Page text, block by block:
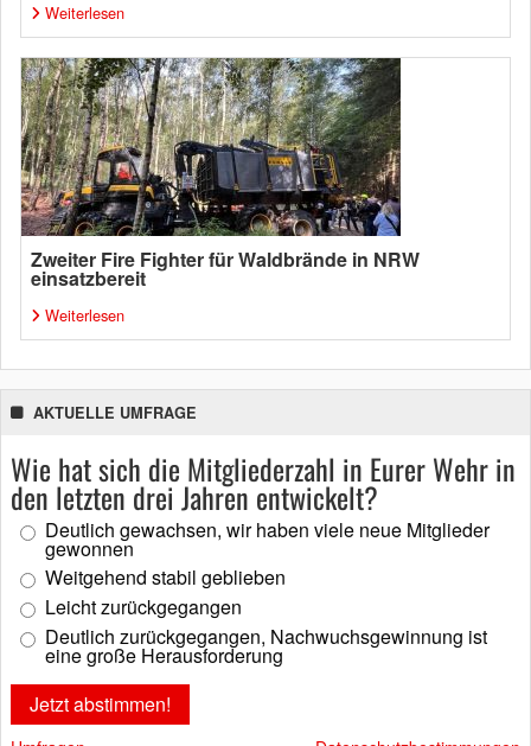
Weiterlesen
Zweiter Fire Fighter für Waldbrände in NRW
einsatzbereit
Weiterlesen
AKTUELLE UMFRAGE
Wie hat sich die Mitgliederzahl in Eurer Wehr in
den letzten drei Jahren entwickelt?
Deutlich gewachsen, wir haben viele neue Mitglieder
gewonnen
Weitgehend stabil geblieben
Leicht zurückgegangen
Deutlich zurückgegangen, Nachwuchsgewinnung ist
eine große Herausforderung